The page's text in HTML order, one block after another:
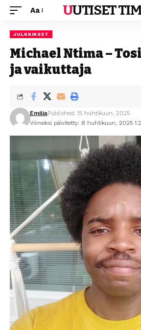
Aa UUTISET
JULKKIKSET
Michael Ntima –
ja vaikuttaja
Viimeksi päivitetty: 8 huhtikuun, 2025
EmiliaPublished: 15 huhtikuun, 2025